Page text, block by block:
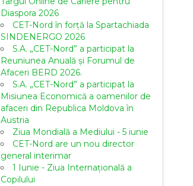
Diaspora 2026
CET-Nord în forță la Spartachiada
SINDENERGO 2026
S.A. „CET-Nord” a participat la
Reuniunea Anuală și Forumul de
Afaceri BERD 2026.
S.A. „CET-Nord” a participat la
Misiunea Economică a oamenilor de
afaceri din Republica Moldova în
Austria
Ziua Mondială a Mediului - 5 iunie
CET-Nord are un nou director
general interimar
1 Iunie - Ziua Internațională a
Copilului